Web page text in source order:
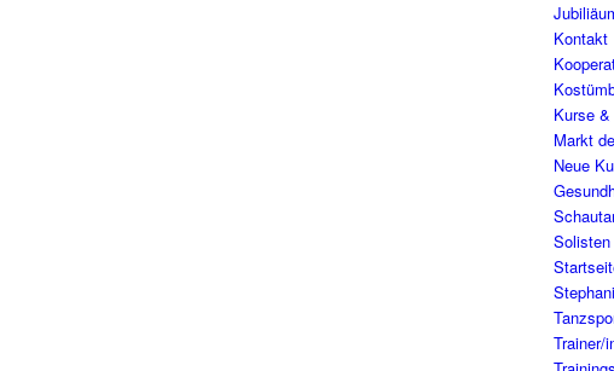
Kontakt
Kurse
Markt
Neue
Solisten
Trainer/